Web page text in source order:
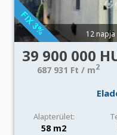
12
39 900 000
687 931 Ft / m2
Alapterület:
58 m2